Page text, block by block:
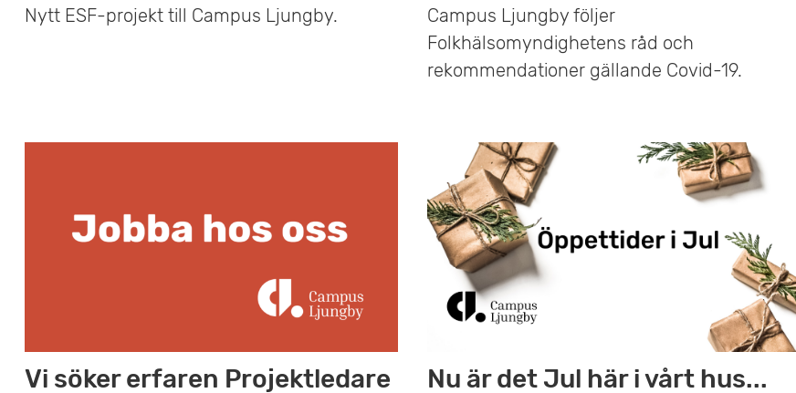
Nytt ESF-projekt till Campus Ljungby.
Campus Ljungby följer
Folkhälsomyndighetens råd och
rekommendationer gällande Covid-19.
Vi söker erfaren Projektledare Nu är det Jul här i vårt hus...